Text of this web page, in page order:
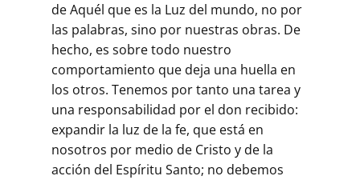
de Aquél que es la Luz del mundo, no por
las palabras, sino por nuestras obras. De
hecho, es sobre todo nuestro
comportamiento que deja una huella en
los otros. Tenemos por tanto una tarea y
una responsabilidad por el don recibido:
expandir la luz de la fe, que está en
nosotros por medio de Cristo y de la
acción del Espíritu Santo; no debemos